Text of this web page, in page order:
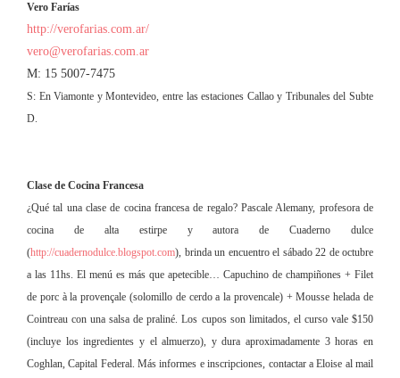
Vero Farías
http://verofarias.com.ar/
vero@verofarias.com.ar
M: 15 5007-7475
S: En Viamonte y Montevideo, entre las estaciones Callao y Tribunales del Subte
D.
Clase de Cocina Francesa
¿Qué tal una clase de cocina francesa de regalo? Pascale Alemany, profesora de
cocina de alta estirpe y autora de Cuaderno dulce
(http://cuadernodulce.blogspot.com), brinda un encuentro el sábado 22 de octubre
a las 11hs. El menú es más que apetecible… Capuchino de champiñones + Filet
de porc à la provençale (solomillo de cerdo a la provencale) + Mousse helada de
Cointreau con una salsa de praliné. Los cupos son limitados, el curso vale $150
(incluye los ingredientes y el almuerzo), y dura aproximadamente 3 horas en
Coghlan, Capital Federal. Más informes e inscripciones, contactar a Eloise al mail